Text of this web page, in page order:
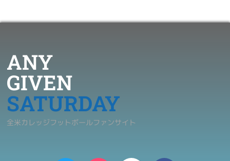
ANY
GIVEN
SATURDAY
全米カレッジフットボールファンサイト